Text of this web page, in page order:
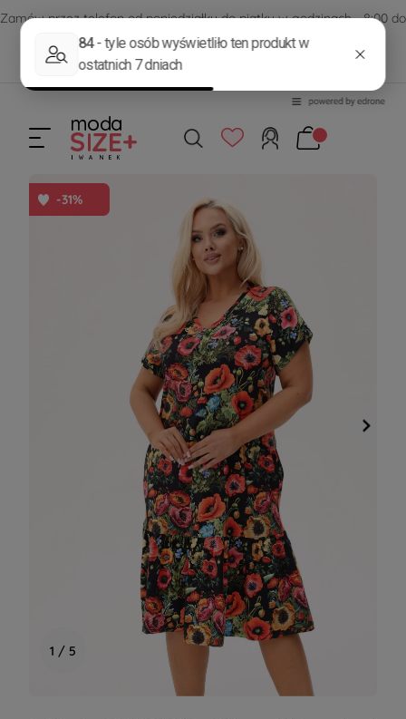
Zamów przez telefon od poniedziałku do piątku w godzinach - 8:00 do
15:00
570 390 351
sklep@modasizeplus.pl
-31%
1 / 5